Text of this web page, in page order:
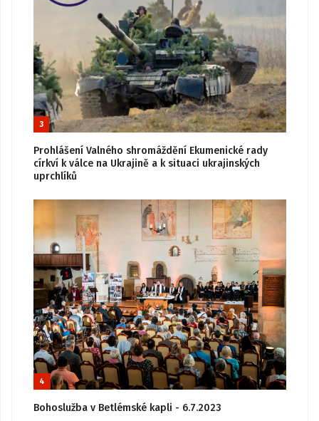
3
Prohlášení Valného shromáždění Ekumenické rady
církví k válce na Ukrajině a k situaci ukrajinských
uprchlíků
4
Bohoslužba v Betlémské kapli - 6.7.2023